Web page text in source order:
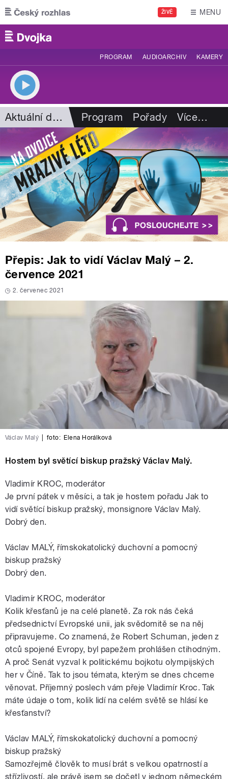
Přejít k hlavnímu obsahu
ŽIVĚ MENU
PROGRAM AUDIOARCHIV KAMERY
Aktuální dění Program Pořady Více…
Přepis: Jak to vidí Václav Malý – 2.
července 2021
2. červenec 2021
Václav Malý foto: Elena Horálková
Hostem byl světící biskup pražský Václav Malý.
Vladimír KROC, moderátor
Je první pátek v měsíci, a tak je hostem pořadu Jak to
vidí světící biskup pražský, monsignore Václav Malý.
Dobrý den.
Václav MALÝ, římskokatolický duchovní a pomocný
biskup pražský
Dobrý den.
Vladimír KROC, moderátor
Kolik křesťanů je na celé planetě. Za rok nás čeká
předsednictví Evropské unii, jak svědomitě se na něj
připravujeme. Co znamená, že Robert Schuman, jeden z
otců spojené Evropy, byl papežem prohlášen ctihodným.
A proč Senát vyzval k politickému bojkotu olympijských
her v Číně. Tak to jsou témata, kterým se dnes chceme
věnovat. Příjemný poslech vám přeje Vladimír Kroc. Tak
máte údaje o tom, kolik lidí na celém světě se hlásí ke
křesťanství?
Václav MALÝ, římskokatolický duchovní a pomocný
biskup pražský
Samozřejmě člověk to musí brát s velkou opatrností a
střízlivostí, ale právě jsem se dočetl v jednom německém